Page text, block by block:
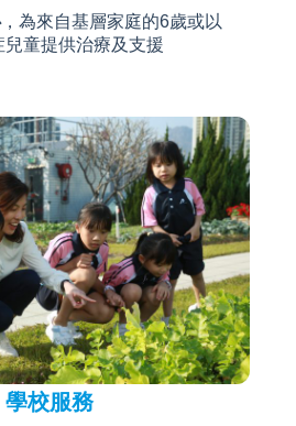
，為來自基層家庭的6歲或以
兒童提供治療及支援
學校服務